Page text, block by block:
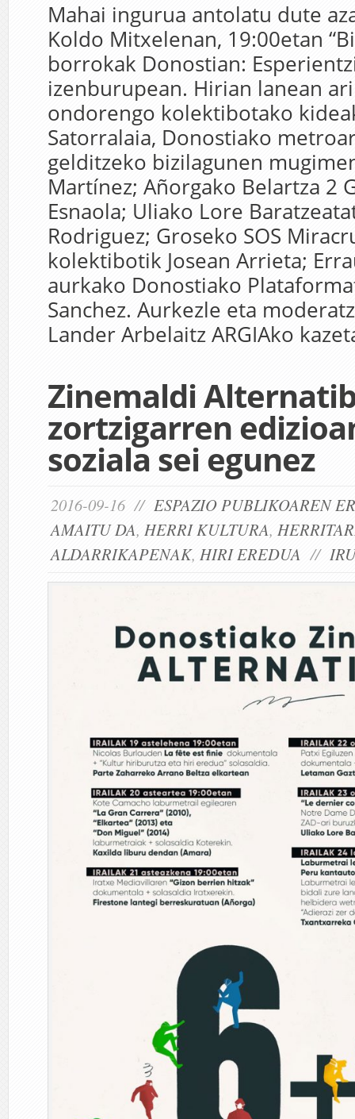
Mahai ingurua antolatu dute
Koldo Mitxelenan, 19:00etan
borrokak Donostian:
izenburupean. Hirian lanean
ondorengo kolektibotako
Satorralaia, Donostiako
gelditzeko bizilagunen
Martínez; Añorgako Belartza 2
Esnaola; Uliako Lore
Rodriguez; Groseko SOS
kolektibotik Josean Arrieta;
aurkako Donostiako
Sanchez. Aurkezle eta
Lander Arbelaitz ARGIAko
Zinemaldi
zortzigarren
soziala sei egunez
2016-09-16 // ESPAZIO PUBLIKOAREN
AMAITU DA, HERRI KULTURA,
ALDARRIKAPENAK, HIRI EREDUA //